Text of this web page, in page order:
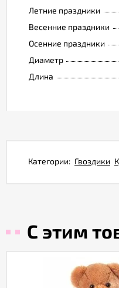
Летние праздники
Весенние праздники
Осенние праздники
Диаметр
Длина
Категории: Гвоздики
С этим